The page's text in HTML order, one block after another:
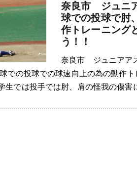
奈良市 ジュニ
球での投球で肘
作トレーニング
う！！
奈良市 ジュニアア
での投球での球速向上の為の動作
生では投手では肘、肩の怪我の傷